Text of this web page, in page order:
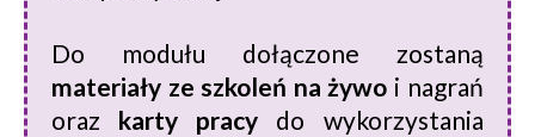
Do modułu dołączone zostaną
materiały ze szkoleń na żywo i nagrań
oraz karty pracy do wykorzystania